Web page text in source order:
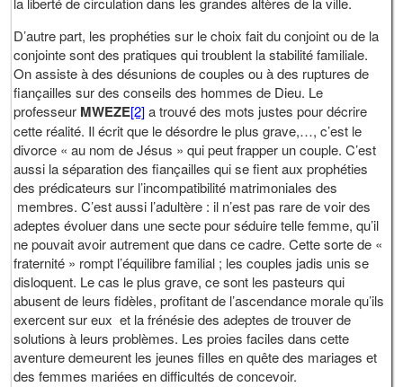
D’autre part, les prophéties sur le choix fait du conjoint ou de la
conjointe sont des pratiques qui troublent la stabilité familiale.
On assiste à des désunions de couples ou à des ruptures de
fiançailles sur des conseils des hommes de Dieu. Le
professeur MWEZE[2]a trouvé des mots justes pour décrire
cette réalité. Il écrit que le désordre le plus grave,…, c’est le
divorce « au nom de Jésus » qui peut frapper un couple. C’est
aussi la séparation des fiançailles qui se fient aux prophéties
des prédicateurs sur l’incompatibilité matrimoniales des
membres. C’est aussi l’adultère : il n’est pas rare de voir des
adeptes évoluer dans une secte pour séduire telle femme, qu’il
ne pouvait avoir autrement que dans ce cadre. Cette sorte de «
fraternité » rompt l’équilibre familial ; les couples jadis unis se
disloquent. Le cas le plus grave, ce sont les pasteurs qui
abusent de leurs fidèles, profitant de l’ascendance morale qu’ils
exercent sur eux et la frénésie des adeptes de trouver de
solutions à leurs problèmes. Les proies faciles dans cette
aventure demeurent les jeunes filles en quête des mariages et
des femmes mariées en difficultés de concevoir.